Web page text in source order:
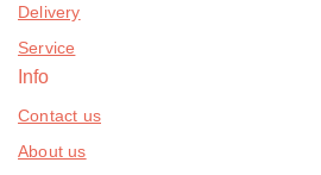
Delivery
Service
Info
Contact us
About us